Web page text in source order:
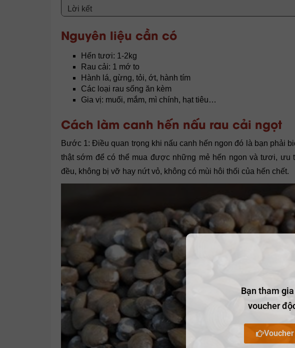
Lời kết
Nguyên liệu cần có
Hến tươi: 1-2kg
Rau cải: 1 mớ to
Hành lá, gừng, tỏi, ớt, hành tím
Các loại rau sống ăn kèm
Gia vị: muối, mắm, mì chính, hạt tiêu…
Cách làm canh hến nấu rau cải ngọt
Bước 1: Điều quan trọng khi nấu canh hến ngon đó là bạn phải
thật sớm để có thể mua được những mẻ hến ngon và tươi,
đều, không bị vỡ hay nứt vỏ, không có mùi hôi thối của hến chết.
Bạn tham
voucher